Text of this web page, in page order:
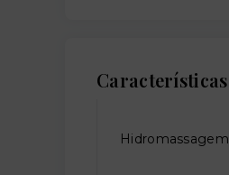
Características
Hidromassagem